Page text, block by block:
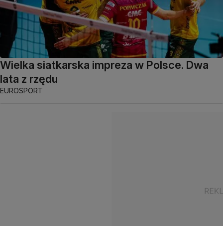
Wielka siatkarska impreza w Polsce. Dwa
lata z rzędu
EUROSPORT